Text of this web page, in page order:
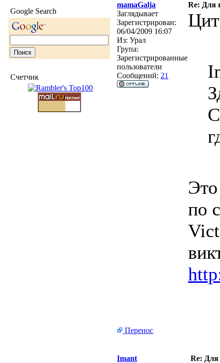
Google Search
Счетчик
mamaGalja
Re: Для
Заглядывает
Зарегистрирован:
06/04/2009 16:07
Из: Урал
Група:
Зарегистрированные
пользователи
Сообщений: 21
по
Перенос
Imant
Re: Для